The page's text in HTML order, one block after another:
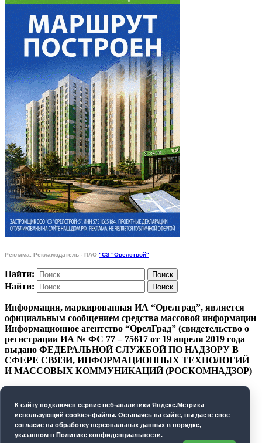
Реклама. Рекламодатель - ПАО "СЗ "Орелстрой"
Найти:
Найти:
Информация, маркированная ИА “Орелград”, является
официальным сообщением средства массовой информации
Информационное агентство “ОрелГрад” (свидетельство о
регистрации ИА № ФС 77 – 75617 от 19 апреля 2019 года
выдано ФЕДЕРАЛЬНОЙ СЛУЖБОЙ ПО НАДЗОРУ В
СФЕРЕ СВЯЗИ, ИНФОРМАЦИОННЫХ ТЕХНОЛОГИЙ
И МАССОВЫХ КОММУНИКАЦИЙ (РОСКОМНАДЗОР)
СОГЛАСИЕ НА ОБРАБОТКУ ПЕРСОНАЛЬНЫХ
ДАННЫХ
К cайту подключен сервис веб-аналитики Яндекс.Метрика
использующий cookies-файлы. Оставаясь на сайте, вы даете свое
согласие на обработку персональных данных в порядке,
указанном в Политике конфиденциальности.